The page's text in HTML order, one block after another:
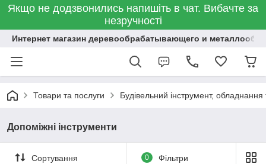
Якщо не додзвонились напишіть в чат. Вибачте за
незручності
Интернет магазин деревообрабатывающего и
Товари та послуги Будівельний інструмент,
Допоміжні інструменти
Сортування 0 Фільтри